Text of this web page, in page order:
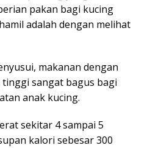
pakan bagi kucing
adalah dengan melihat
makanan dengan
sangat bagus bagi
anak kucing.
sekitar 4 sampai 5
kalori sebesar 300